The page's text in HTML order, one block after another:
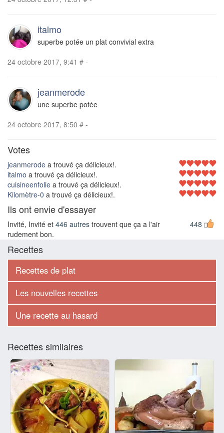
italmo
superbe potée un plat convivial extra
24 octobre 2017, 9:41 # -
jeanmerode
une superbe potée
24 octobre 2017, 8:50 # -
Votes
jeanmerode a trouvé ça délicieux!.
italmo a trouvé ça délicieux!.
cuisineenfolie a trouvé ça délicieux!.
Kilomètre-0 a trouvé ça délicieux!.
Ils ont envie d'essayer
448
Invité, Invité et 446 autres trouvent que ça a l'air
rudement bon.
Recettes
Recettes de plat
Les nouvelles recettes
Une recette au hasard
Recettes similaires